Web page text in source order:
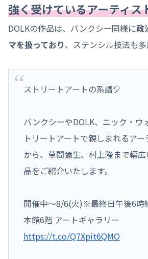
強く受けているアーティス
DOLKの作品は、バンクシー同様に政
マを扱っており、ステンシル技法も多
ストリートアートの系譜🎈
バンクシーやDOLK、ニック・ウ
トリートアートで親しまれるア
から、草間彌生、村上隆まで幅
品をご紹介いたします。
開催中～8/6(火)※最終日午後6時
本館6階 アートギャラリー
https://t.co/Q7Xpit6QMO